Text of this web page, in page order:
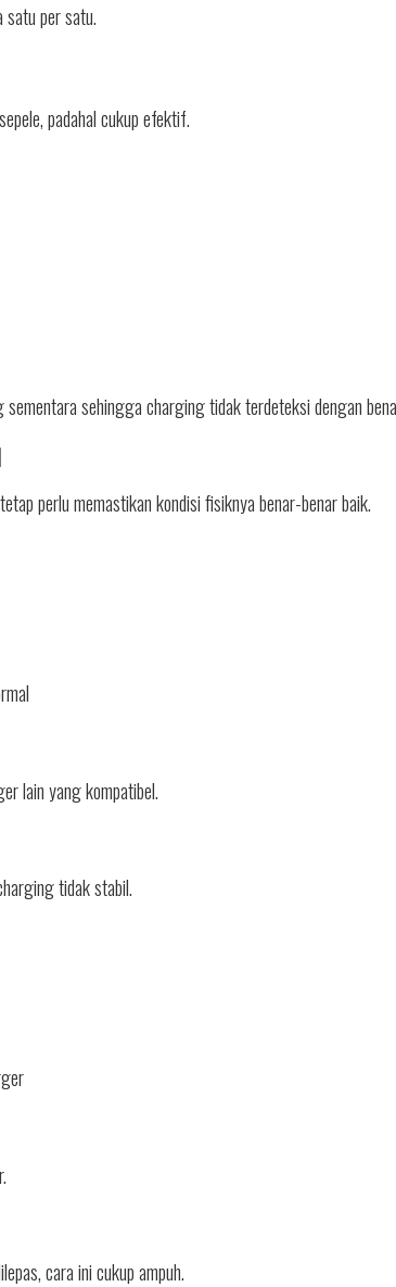
satu per satu.
padahal cukup efektif.
sehingga charging tidak terdeteksi dengan
perlu memastikan kondisi fisiknya benar-benar baik.
lain yang kompatibel.
tidak stabil.
cara ini cukup ampuh.